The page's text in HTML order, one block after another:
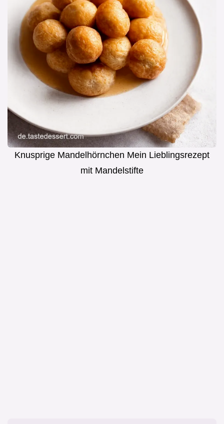
Knusprige Mandelhörnchen Mein Lieblingsrezept
mit Mandelstifte